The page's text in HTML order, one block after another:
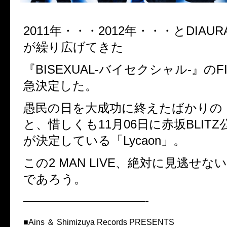
2011年・・・2012年・・・と
が繰り広げてきた
『BISEXUAL-バイセクシャル-』の
急決定した。
愚民の日を大成功に終えたばかりの
と、惜しくも11月06日に赤坂BLITZ
が決定している「Lycaon」。
この2 MAN LIVE、絶対に見逃せな
であろう。
——————————-
■Ains ＆ Shimizuya Records PRESENTS